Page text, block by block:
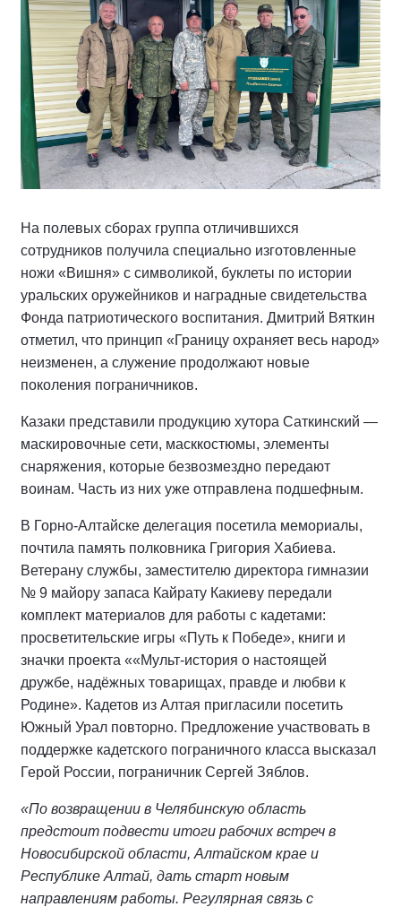
На полевых сборах группа отличившихся
сотрудников получила специально изготовленные
ножи «Вишня» с символикой, буклеты по истории
уральских оружейников и наградные свидетельства
Фонда патриотического воспитания. Дмитрий Вяткин
отметил, что принцип «Границу охраняет весь народ»
неизменен, а служение продолжают новые
поколения пограничников.
Казаки представили продукцию хутора Саткинский —
маскировочные сети, масккостюмы, элементы
снаряжения, которые безвозмездно передают
воинам. Часть из них уже отправлена подшефным.
В Горно-Алтайске делегация посетила мемориалы,
почтила память полковника Григория Хабиева.
Ветерану службы, заместителю директора гимназии
№ 9 майору запаса Кайрату Какиеву передали
комплект материалов для работы с кадетами:
просветительские игры «Путь к Победе», книги и
значки проекта ««Мульт-история о настоящей
дружбе, надёжных товарищах, правде и любви к
Родине». Кадетов из Алтая пригласили посетить
Южный Урал повторно. Предложение участвовать в
поддержке кадетского пограничного класса высказал
Герой России, пограничник Сергей Зяблов.
«По возвращении в Челябинскую область
предстоит подвести итоги рабочих встреч в
Новосибирской области, Алтайском крае и
Республике Алтай, дать старт новым
направлениям работы. Регулярная связь с